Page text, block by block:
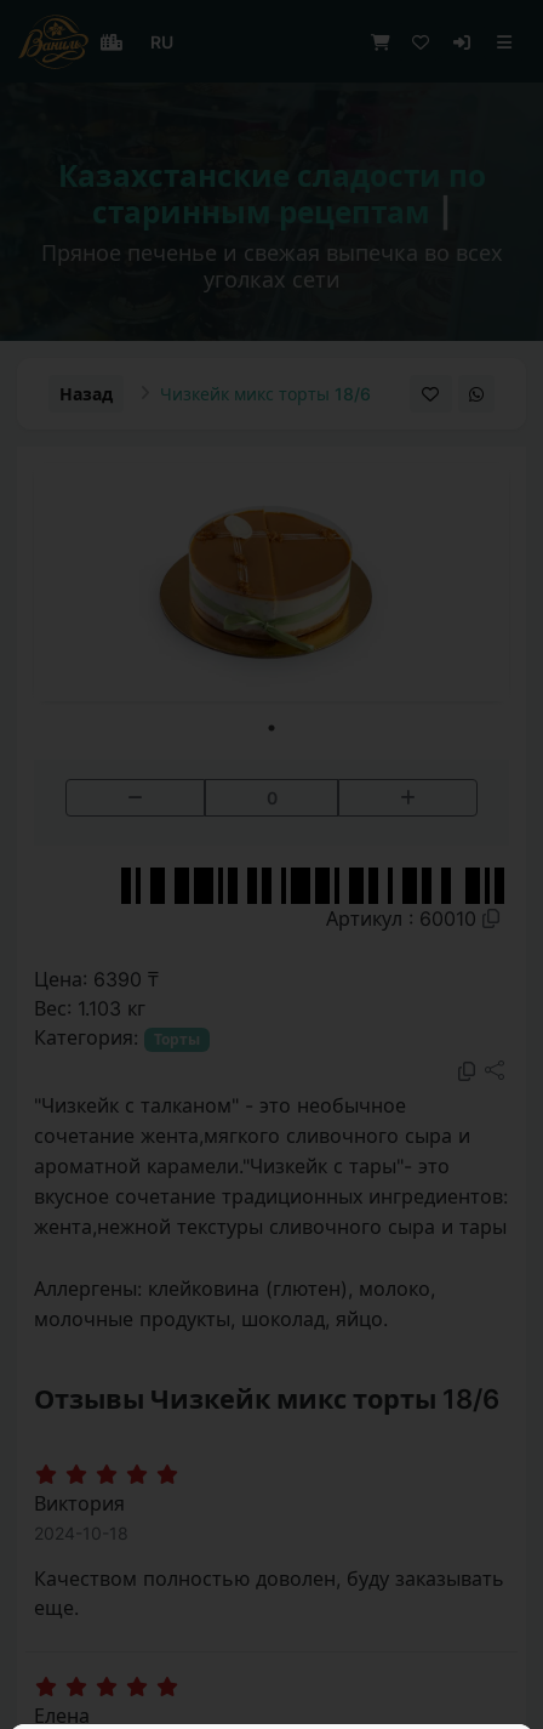
RU
Казахстанские сладости по
старинным рецептам
Пряное печенье и свежая выпечка во всех
уголках сети
Назад Чизкейк микс торты 18/6
0
Артикул : 60010
Цена: 6390 ₸
Вес: 1.103 кг
Категория:
Торты
"Чизкейк с талканом" - это необычное
сочетание жента,мягкого сливочного сыра и
ароматной карамели."Чизкейк с тары"- это
вкусное сочетание традиционных ингредиентов:
жента,нежной текстуры сливочного сыра и тары
Аллергены: клейковина (глютен), молоко,
молочные продукты, шоколад, яйцо.
Отзывы Чизкейк микс торты 18/6
Виктория
2024-10-18
Качеством полностью доволен, буду заказывать
еще.
Елена